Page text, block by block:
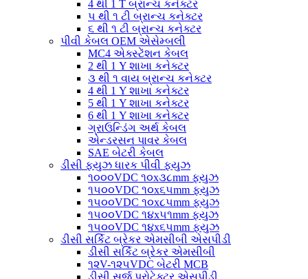
4 થી 1 T બ્રાન્ચ કનેક્ટર
૫ થી ૧ ટી બ્રાન્ચ કનેક્ટર
૬ થી ૧ ટી બ્રાન્ચ કનેક્ટર
પીવી કેબલ OEM એસેમ્બલી
MC4 એક્સ્ટેંશન કેબલ
2 થી 1 Y શાખા કનેક્ટર
૩ થી ૧ વાય બ્રાન્ચ કનેક્ટર
4 થી 1 Y શાખા કનેક્ટર
5 થી 1 Y શાખા કનેક્ટર
6 થી 1 Y શાખા કનેક્ટર
ગ્રાઉન્ડિંગ અર્થ કેબલ
એન્ડરસન પાવર કેબલ
SAE બેટરી કેબલ
ડીસી ફ્યુઝ ધારક પીવી ફ્યુઝ
૧૦૦૦VDC ૧૦x૩૮mm ફ્યુઝ
૧૫૦૦VDC ૧૦x૬૫mm ફ્યુઝ
૧૫૦૦VDC ૧૦x૮૫mm ફ્યુઝ
૧૫૦૦VDC ૧૪x૫૧mm ફ્યુઝ
૧૫૦૦VDC ૧૪x૬૫mm ફ્યુઝ
ડીસી સર્કિટ બ્રેકર એમસીબી એસપીડી
ડીસી સર્કિટ બ્રેકર એમસીબી
૧૨V-૧૨૫VDC બેટરી MCB
ડીસી સર્જ પ્રોટેક્ટર એસપીડી